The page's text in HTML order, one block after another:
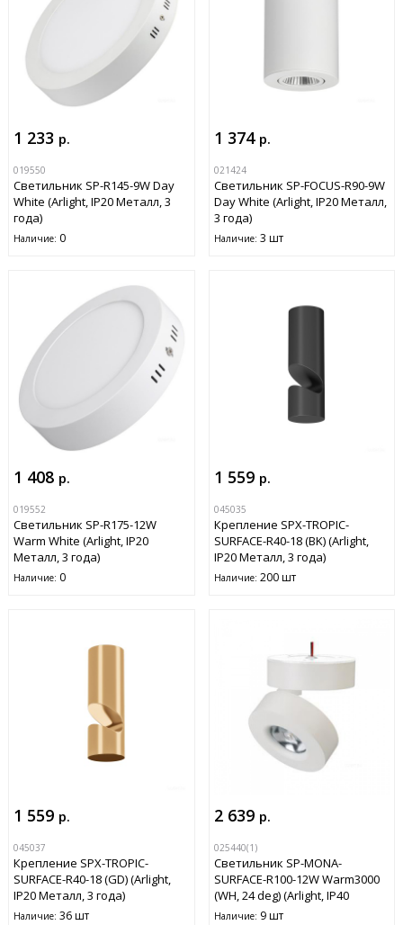
1 233 р.
019550
Светильник SP-R145-9W Day
White (Arlight, IP20 Металл, 3
года)
Наличие: 0
1 374 р.
021424
Светильник SP-FOCUS-R90-9W
Day White (Arlight, IP20 Металл,
3 года)
Наличие: 3 шт
1 408 р.
019552
Светильник SP-R175-12W
Warm White (Arlight, IP20
Металл, 3 года)
Наличие: 0
1 559 р.
045035
Крепление SPX-TROPIC-
SURFACE-R40-18 (BK) (Arlight,
IP20 Металл, 3 года)
Наличие: 200 шт
1 559 р.
045037
Крепление SPX-TROPIC-
SURFACE-R40-18 (GD) (Arlight,
IP20 Металл, 3 года)
Наличие: 36 шт
2 639 р.
025440(1)
Светильник SP-MONA-
SURFACE-R100-12W Warm3000
(WH, 24 deg) (Arlight, IP40
Металл, 3 года)
Наличие: 9 шт